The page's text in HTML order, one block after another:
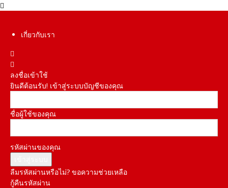
เกี่ยวกับเรา
ลงชื่อเข้าใช้
ยินดีต้อนรับ! เข้าสู่ระบบบัญชีของคุณ
ชื่อผู้ใช้ของคุณ
รหัสผ่านของคุณ
ลืมรหัสผ่านหรือไม่? ขอความช่วยเหลือ
กู้คืนรหัสผ่าน